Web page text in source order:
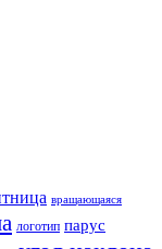
вращающаяся
логотип парус